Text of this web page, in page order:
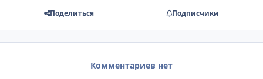
Поделиться Подписчики
Комментариев нет